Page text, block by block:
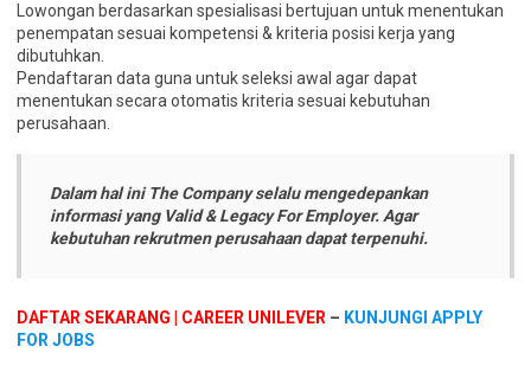
Lowongan berdasarkan spesialisasi bertujuan untuk menentukan
penempatan sesuai kompetensi & kriteria posisi kerja yang
dibutuhkan.
Pendaftaran data guna untuk seleksi awal agar dapat
menentukan secara otomatis kriteria sesuai kebutuhan
perusahaan.
Dalam hal ini The Company selalu mengedepankan
informasi yang Valid & Legacy For Employer. Agar
kebutuhan rekrutmen perusahaan dapat terpenuhi.
DAFTAR SEKARANG | CAREER UNILEVER – KUNJUNGI APPLY
FOR JOBS